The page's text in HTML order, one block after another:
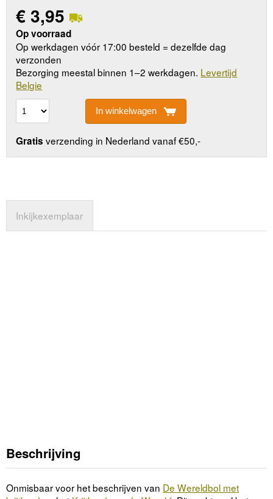
€ 3,95
Op voorraad
Op werkdagen vóór 17:00 besteld = dezelfde dag
verzonden
Bezorging meestal binnen 1–2 werkdagen. Levertijd
Belgie
In winkelwagen
Gratis verzending in Nederland vanaf €50,-
Inkijkexemplaar
Beschrijving
Onmisbaar voor het beschrijven van De Wereldbol met